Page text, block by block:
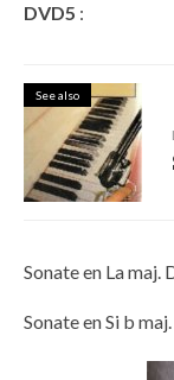
DVD5 :
See also
Sonate en La maj.
Sonate en Si b